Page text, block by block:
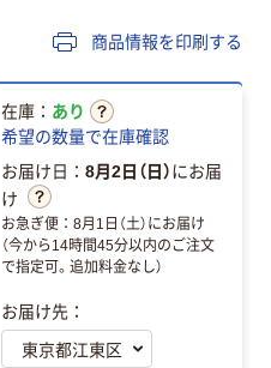
商品情報を印刷する
在庫： あり
希望の数量で在庫確認
お届け日： 8月2日（日）にお届
け
お急ぎ便：8月1日（土）にお届け
（今から14時間45分以内のご注文
で指定可。追加料金なし）
お届け先：